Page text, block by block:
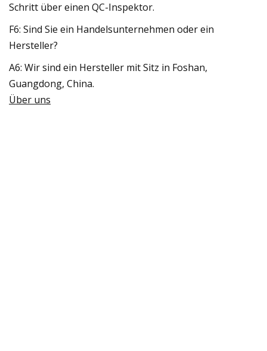
Schritt über einen QC-Inspektor.
F6: Sind Sie ein Handelsunternehmen oder ein
Hersteller?
A6: Wir sind ein Hersteller mit Sitz in Foshan,
Guangdong, China.
Über uns